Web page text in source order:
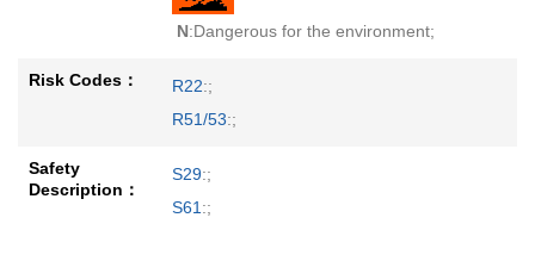
N:Dangerous for the environment;
Risk Codes： R22:;
R51/53:;
Safety
Description：
S29:;
S61:;